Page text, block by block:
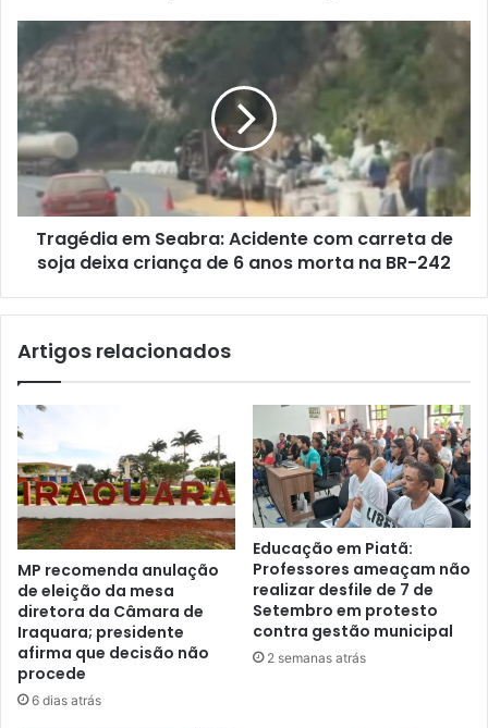
sem
seleção
Tragédia
em
Seabra:
Acidente
com
carreta
de
soja
deixa
criança
na
Tragédia em Seabra: Acidente com carreta de
soja deixa criança de 6 anos morta na BR-242
Artigos relacionados
MP recomenda anulação
de eleição da mesa
diretora da Câmara de
Iraquara; presidente
afirma que decisão não
procede
6 dias atrás
Educação em Piatã:
Professores ameaçam não
realizar desfile de 7 de
Setembro em protesto
contra gestão municipal
2 semanas atrás